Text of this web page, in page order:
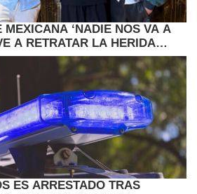
MEXICANA ‘NADIE NOS VA A
A RETRATAR LA HERIDA
ES ARRESTADO TRAS